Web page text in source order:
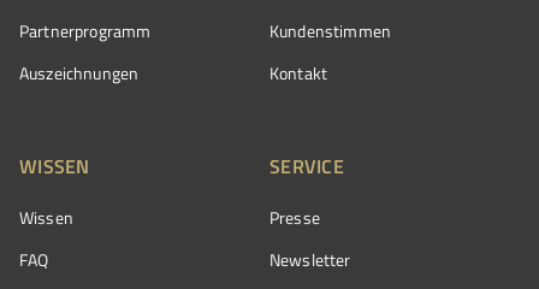
Partnerprogramm
Auszeichnungen
Kundenstimmen
Kontakt
WISSEN
Wissen
FAQ
SERVICE
Presse
Newsletter